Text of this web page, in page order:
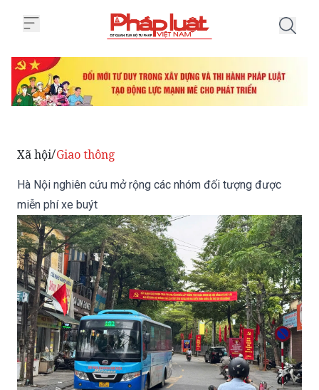
Xã hội/Giao thông
Hà Nội nghiên cứu mở rộng các nhóm đối tượng được
miễn phí xe buýt